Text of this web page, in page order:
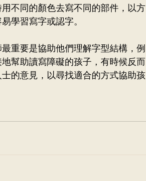
不同的顏色去寫不同的部件，以方
學習寫字或認字。
重要是協助他們理解字型結構，例
幫助讀寫障礙的孩子，有時候反而
的意見，以尋找適合的方式協助孩